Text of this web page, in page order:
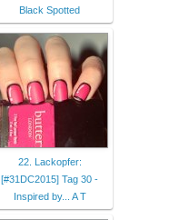
Black Spotted
22. Lackopfer:
[#31DC2015] Tag 30 -
Inspired by... A T